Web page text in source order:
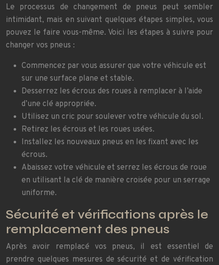
Le processus de changement de pneus peut sembler
intimidant, mais en suivant quelques étapes simples, vous
pouvez le faire vous-même. Voici les étapes à suivre pour
changer vos pneus :
Commencez par vous assurer que votre véhicule est
sur une surface plane et stable.
Desserrez les écrous des roues à remplacer à l’aide
d’une clé appropriée.
Utilisez un cric pour soulever votre véhicule du sol.
Retirez les écrous et les roues usées.
Installez les nouveaux pneus en les fixant avec les
écrous.
Abaissez votre véhicule et serrez les écrous de roue
en utilisant la clé de manière croisée pour un serrage
uniforme.
Sécurité et vérifications après le
remplacement des pneus
Après avoir remplacé vos pneus, il est essentiel de
prendre quelques mesures de sécurité et de vérification